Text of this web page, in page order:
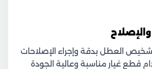
العطل بدقة وإجراء الإصلاحات
قطع غيار مناسبة وعالية الجودة